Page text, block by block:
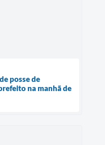
posse de
na manhã de